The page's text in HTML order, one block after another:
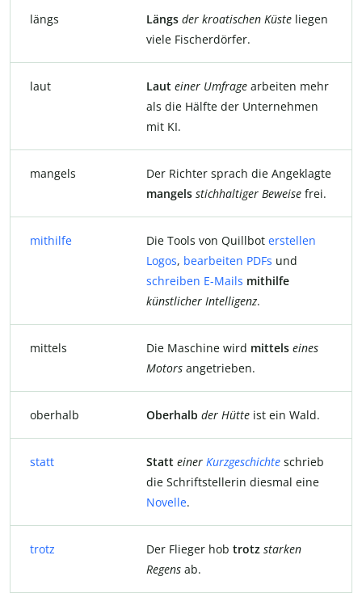
längs Längs der kroatischen Küste liegen
viele Fischerdörfer.
laut Laut einer Umfrage arbeiten mehr
als die Hälfte der Unternehmen
mit KI.
mangels
Der Richter sprach die Angeklagte
mangels stichhaltiger Beweise frei.
mithilfe Die Tools von Quillbot erstellen
Logos, bearbeiten PDFs und
schreiben E-Mails mithilfe
künstlicher Intelligenz.
mittels Die Maschine wird mittels eines
Motors angetrieben.
oberhalb Oberhalb der Hütte ist ein Wald.
statt Statt einer Kurzgeschichte schrieb
die Schriftstellerin diesmal eine
Novelle.
trotz Der Flieger hob trotz starken
Regens ab.